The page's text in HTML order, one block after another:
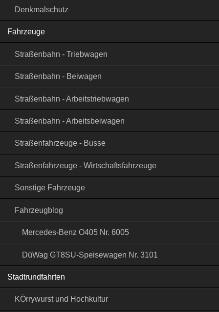
Denkmalschutz
Fahrzeuge
Straßenbahn - Triebwagen
Straßenbahn - Beiwagen
Straßenbahn - Arbeitstriebwagen
Straßenbahn - Arbeitsbeiwagen
Straßenfahrzeuge - Busse
Straßenfahrzeuge - Wirtschaftsfahrzeuge
Sonstige Fahrzeuge
Fahrzeugblog
Mercedes-Benz O405 Nr. 6005
DüWag GT8SU-Speisewagen Nr. 3101
Stadtrundfahrten
KÖrrywurst und Hochkultur